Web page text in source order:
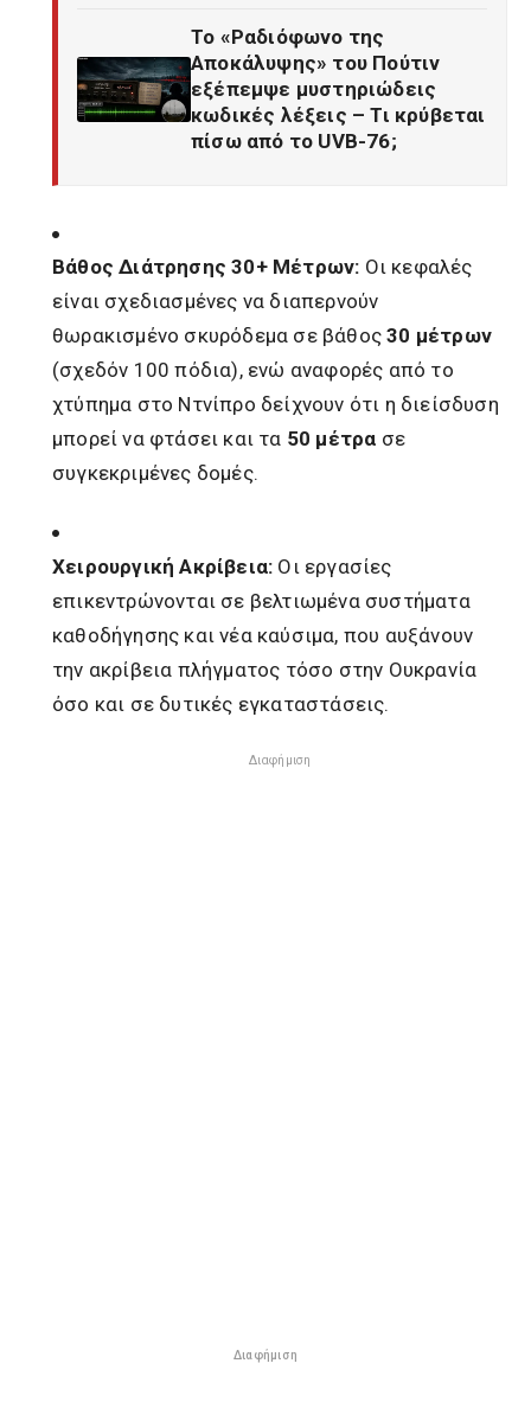
Το «Ραδιόφωνο της
Αποκάλυψης» του Πούτιν
εξέπεμψε μυστηριώδεις
κωδικές λέξεις – Τι κρύβεται
πίσω από το UVB-76;
Βάθος Διάτρησης 30+ Μέτρων: Οι κεφαλές
είναι σχεδιασμένες να διαπερνούν
θωρακισμένο σκυρόδεμα σε βάθος30 μέτρων
(σχεδόν 100 πόδια), ενώ αναφορές από το
χτύπημα στο Ντνίπρο δείχνουν ότι η διείσδυση
μπορεί να φτάσει και τα 50 μέτρα σε
συγκεκριμένες δομές.
Χειρουργική Ακρίβεια: Οι εργασίες
επικεντρώνονται σε βελτιωμένα συστήματα
καθοδήγησης και νέα καύσιμα, που αυξάνουν
την ακρίβεια πλήγματος τόσο στην Ουκρανία
όσο και σε δυτικές εγκαταστάσεις.
Διαφήμιση
Διαφήμιση